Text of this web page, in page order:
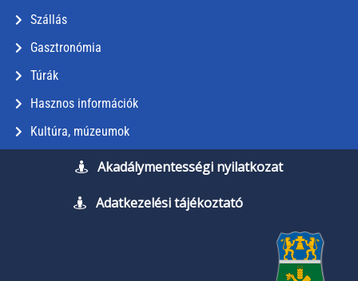
Szállás
Gasztronómia
Túrák
Hasznos információk
Kultúra, múzeumok
Akadálymentességi nyilatkozat
Adatkezelési tájékoztató